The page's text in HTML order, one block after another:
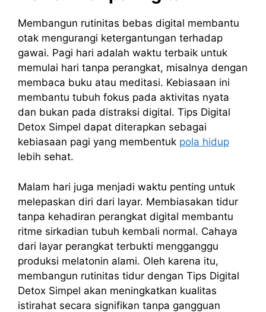
Membangun rutinitas bebas digital membantu
otak mengurangi ketergantungan terhadap
gawai. Pagi hari adalah waktu terbaik untuk
memulai hari tanpa perangkat, misalnya dengan
membaca buku atau meditasi. Kebiasaan ini
membantu tubuh fokus pada aktivitas nyata
dan bukan pada distraksi digital. Tips Digital
Detox Simpel dapat diterapkan sebagai
kebiasaan pagi yang membentuk pola hidup
lebih sehat.
Malam hari juga menjadi waktu penting untuk
melepaskan diri dari layar. Membiasakan tidur
tanpa kehadiran perangkat digital membantu
ritme sirkadian tubuh kembali normal. Cahaya
dari layar perangkat terbukti mengganggu
produksi melatonin alami. Oleh karena itu,
membangun rutinitas tidur dengan Tips Digital
Detox Simpel akan meningkatkan kualitas
istirahat secara signifikan tanpa gangguan